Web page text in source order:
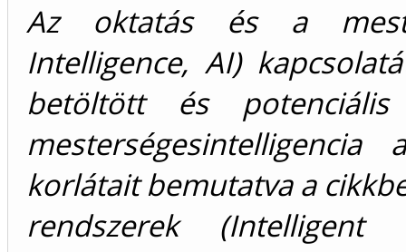
Az oktatás és a
Intelligence, AI)
betöltött és
mesterségesintelligencia
korlátait bemutatva a
rendszerek